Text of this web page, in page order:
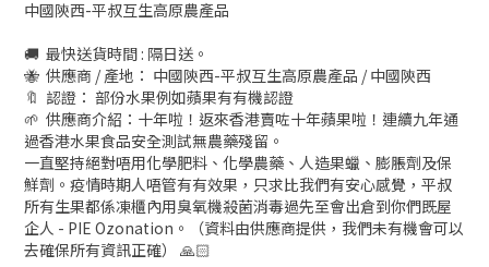
中國陝西-平叔互生高原農產品
🚚 最快送貨時間 : 隔日送。
🐝 供應商 / 產地： 中國陝西-平叔互生高原農產品 / 中國陝西
🔖 認證： 部份水果例如蘋果有有機認證
🌱 供應商介紹：十年啦！返來香港賣咗十年蘋果啦！連續九年通
過香港水果食品安全測試無農藥殘留。
一直堅持絕對唔用化學肥料、化學農藥、人造果蠟、膨脹劑及保
鮮劑。疫情時期人唔管有有效果，只求比我們有安心感覺，平叔
所有生果都係凍櫃內用臭氧機殺菌消毒過先至會出倉到你們既屋
企人 - PIE Ozonation。（資料由供應商提供，我們未有機會可以
去確保所有資訊正確） 🙏🏻